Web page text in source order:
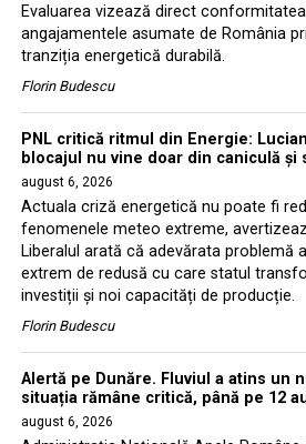
Evaluarea vizează direct
angajamentele asumate de România
tranziția energetică durabilă.
Florin Budescu
PNL critică ritmul din Energie:
blocajul nu vine doar din caniculă și
august 6, 2026
Actuala criză energetică nu poate fi
fenomenele meteo extreme,
Liberalul arată că adevărata problemă
extrem de redusă cu care statul
investiții și noi capacități de producție.
Florin Budescu
Alertă pe Dunăre. Fluviul a atins un
situația rămâne critică, până pe 12
august 6, 2026